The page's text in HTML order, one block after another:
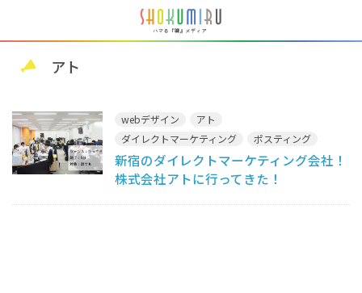
アト
webデザイン
アト
ダイレクトマーケティング
ポスティング
仕事体験
新宿のダイレクトマーケティング会社！
株式会社アトに行ってきた！